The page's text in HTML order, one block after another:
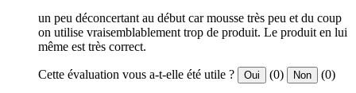
un peu déconcertant au début car mousse très peu et du coup
on utilise vraisemblablement trop de produit. Le produit en lui
même est très correct.
Cette évaluation vous a-t-elle été utile ? Oui (0) Non (0)